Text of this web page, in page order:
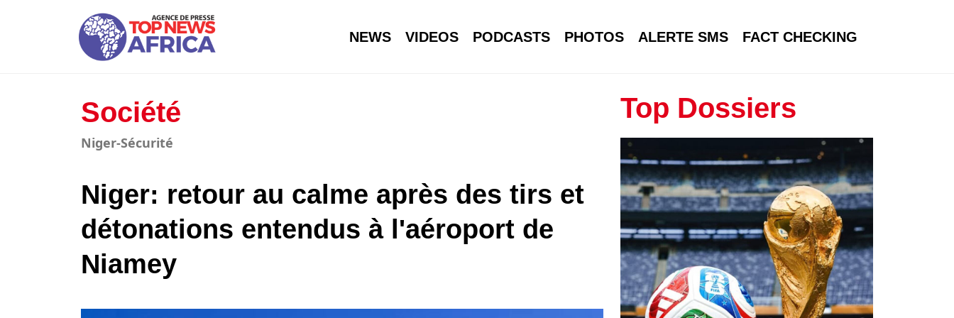
NEWS VIDEOS PODCASTS PHOTOS ALERTE SMS FACT CHECKING
Société
Niger-Sécurité
Niger: retour au calme après des tirs et
détonations entendus à l'aéroport de
Niamey
Top Dossiers